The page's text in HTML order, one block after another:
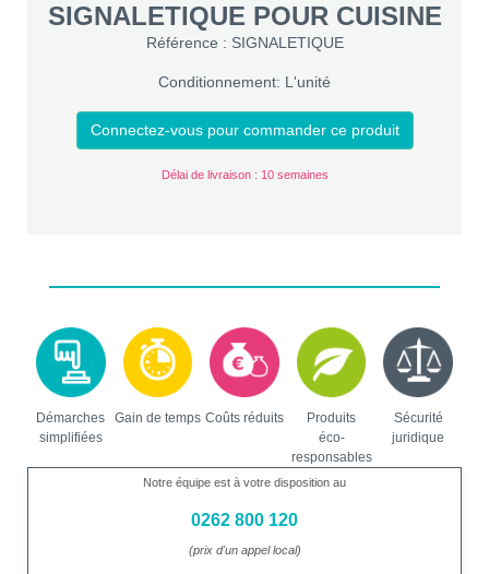
SIGNALETIQUE POUR CUISINE
Référence : SIGNALETIQUE
Conditionnement: L'unité
Connectez-vous pour commander ce produit
Délai de livraison : 10 semaines
Démarches
simplifiées
Gain de temps Coûts réduits
Produits
éco-
responsables
Sécurité
juridique
Notre équipe est à votre disposition au
0262 800 120
(prix d'un appel local)